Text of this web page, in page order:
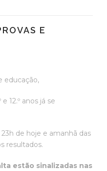
E
educação,
12.º anos já se
de hoje e amanhã das
resultados.
estão sinalizadas nas